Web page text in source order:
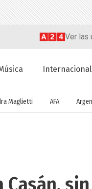
Ver las
Maglietti AFA